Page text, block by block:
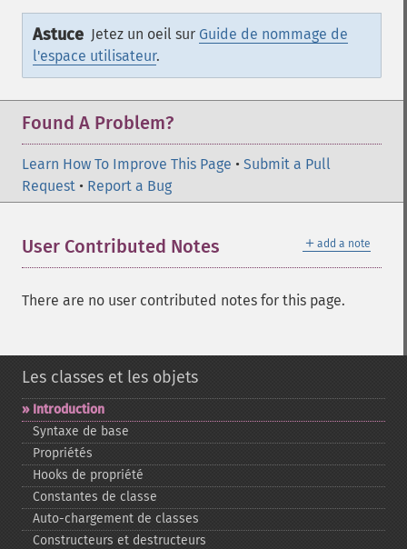
Astuce Jetez un oeil sur Guide de nommage de
l'espace utilisateur.
Found A Problem?
Learn How To Improve This Page • Submit a Pull
Request • Report a Bug
＋ add a note
User Contributed Notes
There are no user contributed notes for this page.
Les classes et les objets
Introduction
Syntaxe de base
Propriétés
Hooks de propriété
Constantes de classe
Auto-​chargement de classes
Constructeurs et destructeurs